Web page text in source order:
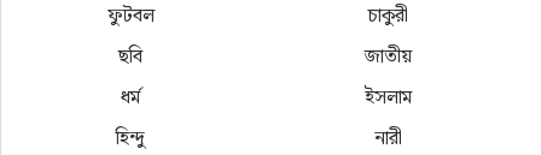
ফুটবল
চাকুরী
ছবি
জাতীয়
ধর্ম
ইসলাম
হিন্দু
নারী